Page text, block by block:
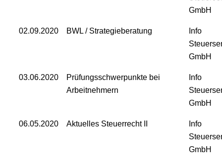
GmbH
02.09.2020 BWL / Strategieberatung
Info
GmbH
03.06.2020
Prüfungsschwerpunkte bei
Arbeitnehmern
Info
GmbH
06.05.2020 Aktuelles Steuerrecht II
Info
GmbH